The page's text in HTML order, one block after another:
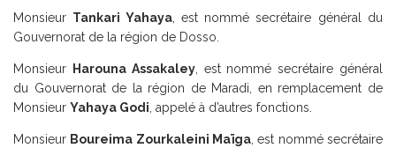
Monsieur Tankari Yahaya, est nommé secrétaire général du
Gouvernorat de la région de Dosso.
Monsieur Harouna Assakaley, est nommé secrétaire général
du Gouvernorat de la région de Maradi, en remplacement de
Monsieur Yahaya Godi , appelé à d’autres fonctions.
Monsieur Boureima Zourkaleini Maïga , est nommé secrétaire